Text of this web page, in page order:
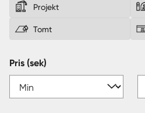
Projekt
Tomt
Pris (sek)